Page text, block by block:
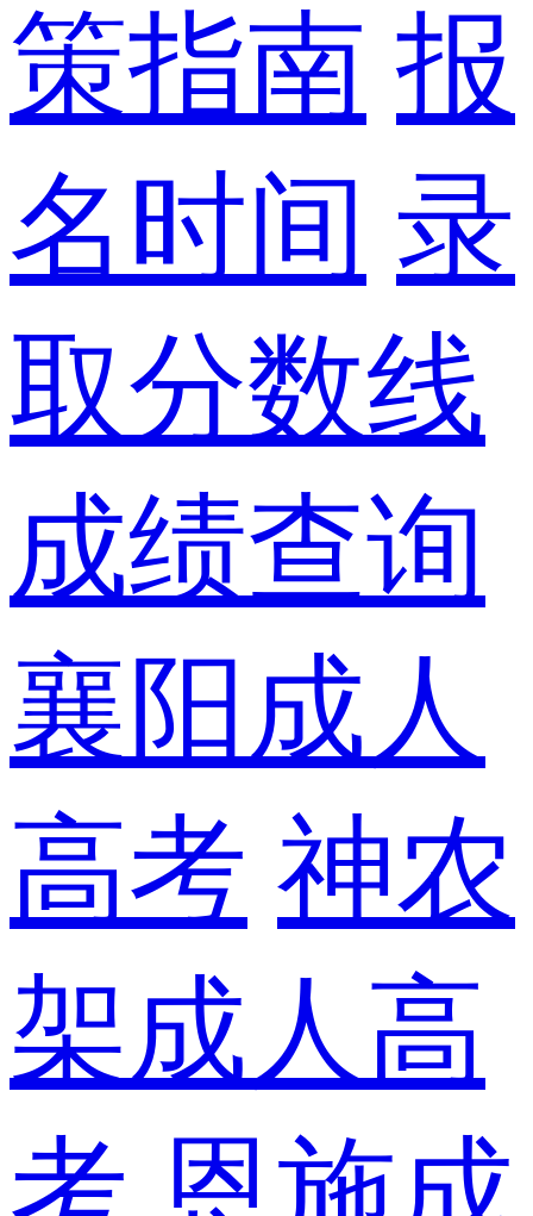
策指南 报
名时间 录
取分数线
成绩查询
襄阳成人
高考 神农
架成人高